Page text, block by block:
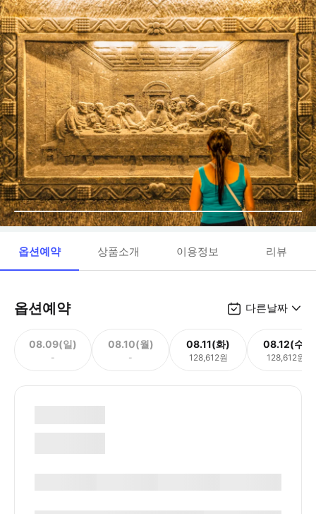
옵션예약 상품소개 이용정보 리뷰
옵션예약 다른날짜
08.09(일)
-
08.10(월)
-
08.11(화)
128,612원
08.12(수)
128,612원